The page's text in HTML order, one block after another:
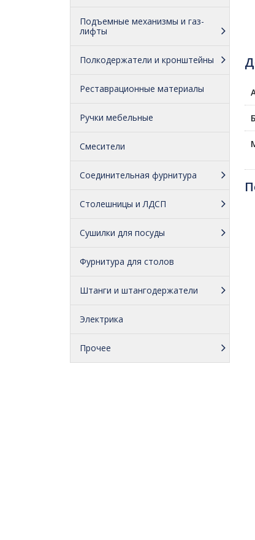
Подъемные механизмы и газ-
лифты
Полкодержатели и кронштейны
Реставрационные материалы
Ручки мебельные
Смесители
Соединительная фурнитура
Столешницы и ЛДСП
Сушилки для посуды
Фурнитура для столов
Штанги и штангодержатели
Электрика
Прочее